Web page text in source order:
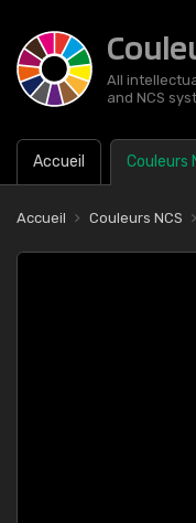
All
and NCS
Accueil Couleurs
Accueil Couleurs NCS